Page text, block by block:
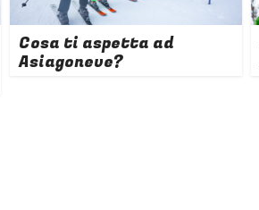
Cosa ti aspetta ad
Asiagoneve?